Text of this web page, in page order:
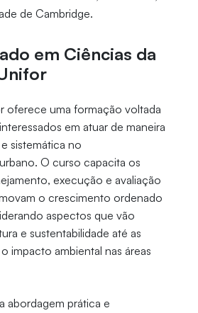
de Cambridge.
em Ciências da
oferece uma formação voltada
em atuar de maneira
sistemática no
O curso capacita os
execução e avaliação
o crescimento ordenado
aspectos que vão
e sustentabilidade até as
impacto ambiental nas áreas
abordagem prática e